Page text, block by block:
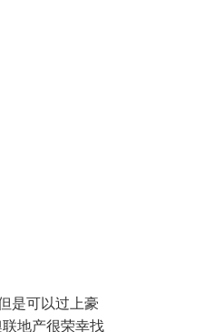
是可以过上豪
地产很荣幸找